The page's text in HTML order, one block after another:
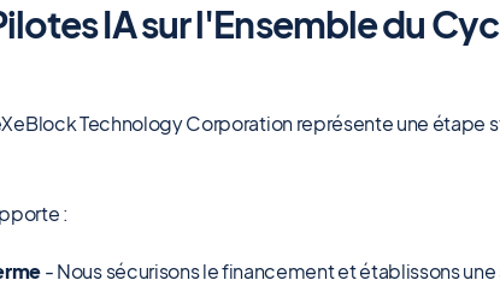
IA sur l'Ensemble du
Technology Corporation représente une étape
:
- Nous sécurisons le financement et établissons